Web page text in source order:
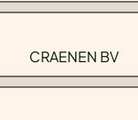
CRAENEN BV